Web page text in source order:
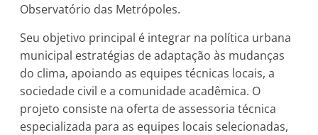
Observatório das Metrópoles.
Seu objetivo principal é integrar na política urbana
municipal estratégias de adaptação às mudanças
do clima, apoiando as equipes técnicas locais, a
sociedade civil e a comunidade acadêmica. O
projeto consiste na oferta de assessoria técnica
especializada para as equipes locais selecionadas,